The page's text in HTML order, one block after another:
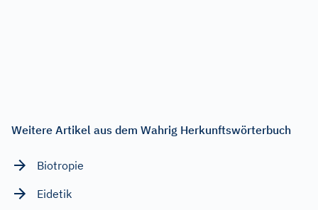
Weitere Artikel aus dem Wahrig Herkunftswörterbuch
Biotropie
Eidetik